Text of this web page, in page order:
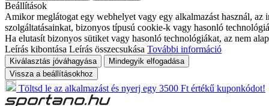
Beállítások
Amikor meglátogat egy webhelyet vagy egy alkalmazást használ,
szolgáltatásainkat, bizonyos típusú cookie-k vagy hasonló
Ha elutasít bizonyos sütiket vagy hasonló technológiákat, az nem
Leírás kibontása Leírás összecsukása További információ
Kiválasztás jóváhagyása
Mindegyik elfogadása
Vissza a beállításokhoz
Töltsd le az alkalmazást és nyerj egy 3500 Ft értékű kuponkódot!